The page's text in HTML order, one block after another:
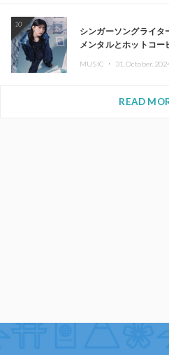
10
シンガーソングライタ
メンタルとホットコー
MUSIC ・
READ